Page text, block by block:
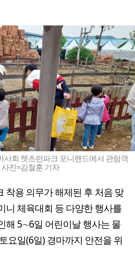
회 렛츠런파크 포니랜드에서 관람객
진=김철훈 기자
착용 의무가 해제된 후 처음 맞
니 체육대회 등 다양한 행사를
해 5∼6일 어린이날 행사는 물
요일(6일) 경마까지 안전을 위